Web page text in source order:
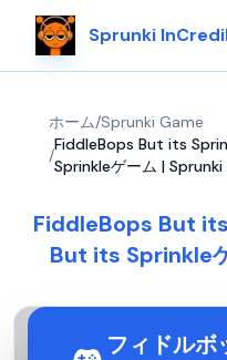
Sprunki
ホーム/Sprunki Game
/
FiddleBops But its
Sprinkleゲーム |
FiddleBops But
But its Sprinkle
フィドルボ